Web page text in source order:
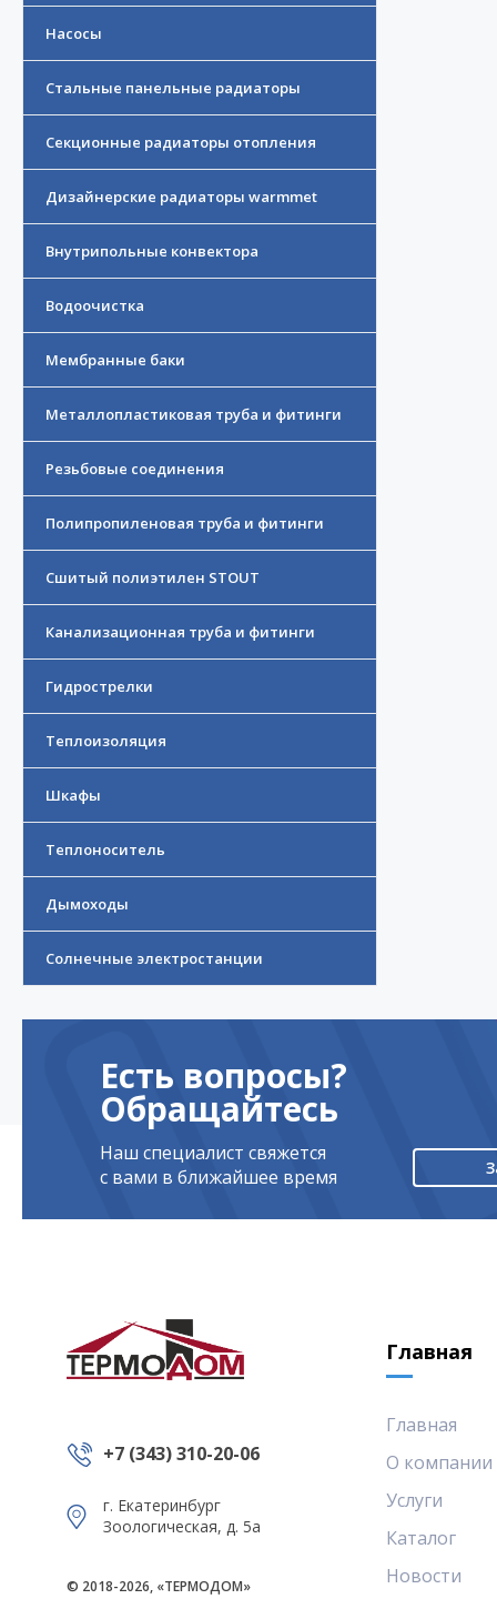
Насосы
Стальные панельные радиаторы
Секционные радиаторы отопления
Дизайнерские радиаторы warmmet
Внутрипольные конвектора
Водоочистка
Мембранные баки
Металлопластиковая труба и фитинги
Резьбовые соединения
Полипропиленовая труба и фитинги
Сшитый полиэтилен STOUT
Канализационная труба и фитинги
Гидрострелки
Теплоизоляция
Шкафы
Теплоноситель
Дымоходы
Солнечные электростанции
Есть вопросы?
Обращайтесь
Наш специалист свяжется
с вами в ближайшее время
Главная
+7 (343) 310-20-06
г. Екатеринбург
Зоологическая, д. 5а
© 2018-2026, «ТЕРМОДОМ»
Главная
О компании
Услуги
Каталог
Новости